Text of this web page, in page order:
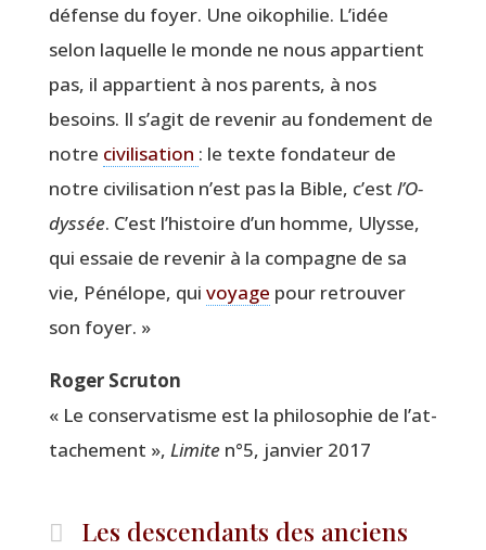
défense du foyer. Une oiko­phi­lie. L’i­dée
selon laquelle le monde ne nous appar­tient
pas, il appar­tient à nos parents, à nos
besoins. Il s’a­git de reve­nir au fon­de­ment de
notre civi­li­sa­tion : le texte fon­da­teur de
notre civi­li­sa­tion n’est pas la Bible, c’est l’O­
dys­sée. C’est l’his­toire d’un homme, Ulysse,
qui essaie de reve­nir à la com­pagne de sa
vie, Péné­lope, qui voyage pour retrou­ver
son foyer. »
Roger Scru­ton
« Le conser­va­tisme est la phi­lo­so­phie de l’at­
ta­che­ment », Limiten°5, jan­vier 2017
Les descendants des anciens